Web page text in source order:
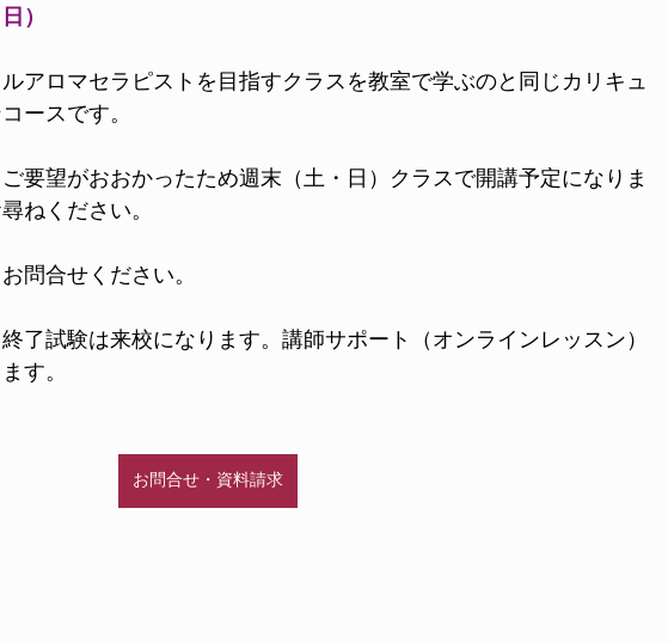
）
アロマセラピストを目指すクラスを教室で学ぶのと同じカリキュ
ースです。
要望がおおかったため週末（土・日）クラスで開講予定になりま
ねください。
問合せください。
了試験は来校になります。講師サポート（オンラインレッスン）
す。
お問合せ・資料請求